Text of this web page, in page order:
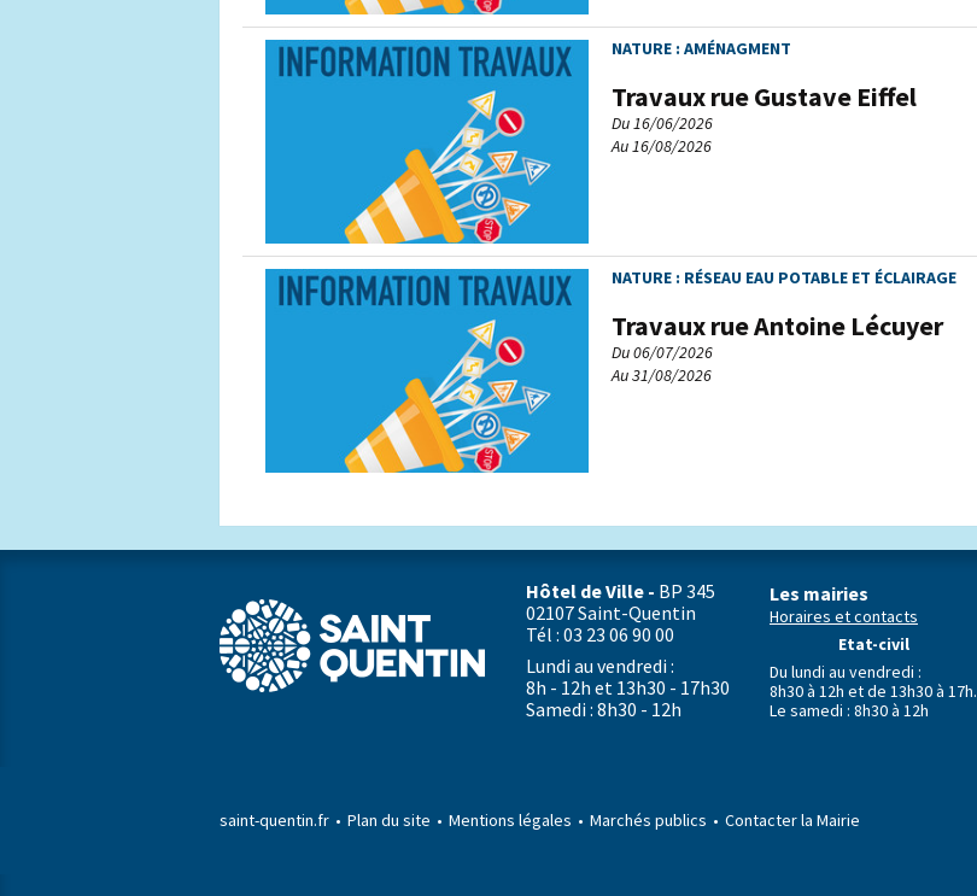
NATURE : AMÉNAGMENT
Travaux rue Gustave Eiffel
Du 16/06/2026
Au 16/08/2026
NATURE : RÉSEAU EAU POTABLE ET ÉCLAIRAGE
Travaux rue Antoine Lécuyer
Du 06/07/2026
Au 31/08/2026
Hôtel de Ville - BP 345
02107 Saint-Quentin
Tél : 03 23 06 90 00
Lundi au vendredi :
8h - 12h et 13h30 - 17h30
Samedi : 8h30 - 12h
Les mairies
Horaires et contacts
Etat-civil
Du lundi au vendredi :
8h30 à 12h et de 13h30 à 17h.
Le samedi : 8h30 à 12h
saint-quentin.fr Plan du site Mentions légales Marchés publics Contacter la Mairie